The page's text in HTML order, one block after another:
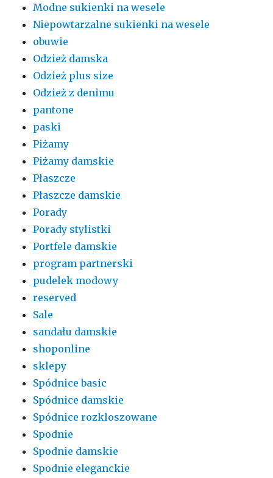
Modne sukienki na wesele
Niepowtarzalne sukienki na wesele
obuwie
Odzież damska
Odzież plus size
Odzież z denimu
pantone
paski
Piżamy
Piżamy damskie
Płaszcze
Płaszcze damskie
Porady
Porady stylistki
Portfele damskie
program partnerski
pudelek modowy
reserved
Sale
sandału damskie
shoponline
sklepy
Spódnice basic
Spódnice damskie
Spódnice rozkloszowane
Spodnie
Spodnie damskie
Spodnie eleganckie